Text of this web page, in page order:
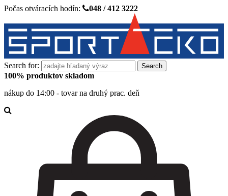
Počas otváracích hodín: 048 / 412 3222
Search for:
100% produktov skladom
nákup do 14:00 - tovar na druhý prac. deň